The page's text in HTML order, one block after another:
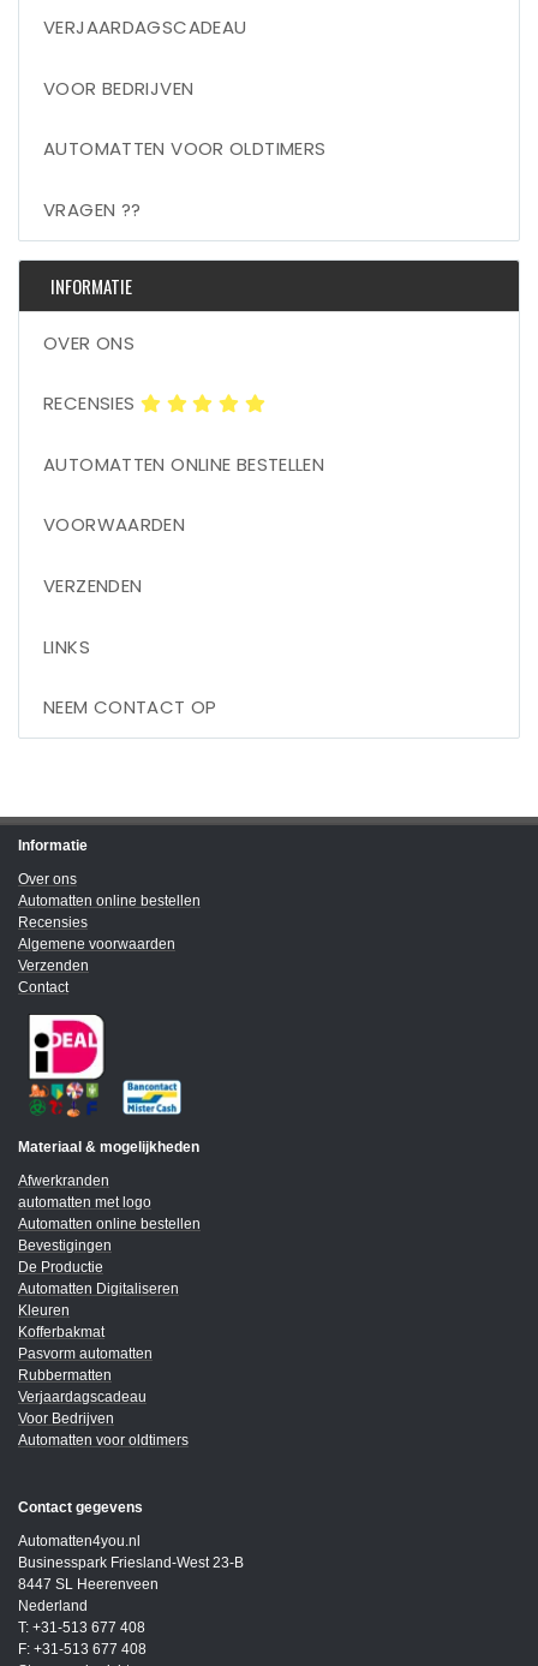
VERJAARDAGSCADEAU
VOOR BEDRIJVEN
AUTOMATTEN VOOR OLDTIMERS
VRAGEN ??
INFORMATIE
OVER ONS
RECENSIES
AUTOMATTEN ONLINE BESTELLEN
VOORWAARDEN
VERZENDEN
LINKS
NEEM CONTACT OP
Informatie
Over ons
Automatten online bestellen
Recensies
Algemene voorwaarden
Verzenden
Contact
Materiaal & mogelijkheden
Afwerkranden
automatten met logo
Automatten online bestellen
Bevestigingen
De Productie
Automatten Digitaliseren
Kleuren
Kofferbakmat
Pasvorm automatten
Rubbermatten
Verjaardagscadeau
Voor Bedrijven
Automatten voor oldtimers
Contact gegevens
Automatten4you.nl
Businesspark Friesland-West 23-B
8447 SL Heerenveen
Nederland
T: +31-513 677 408
F: +31-513 677 408